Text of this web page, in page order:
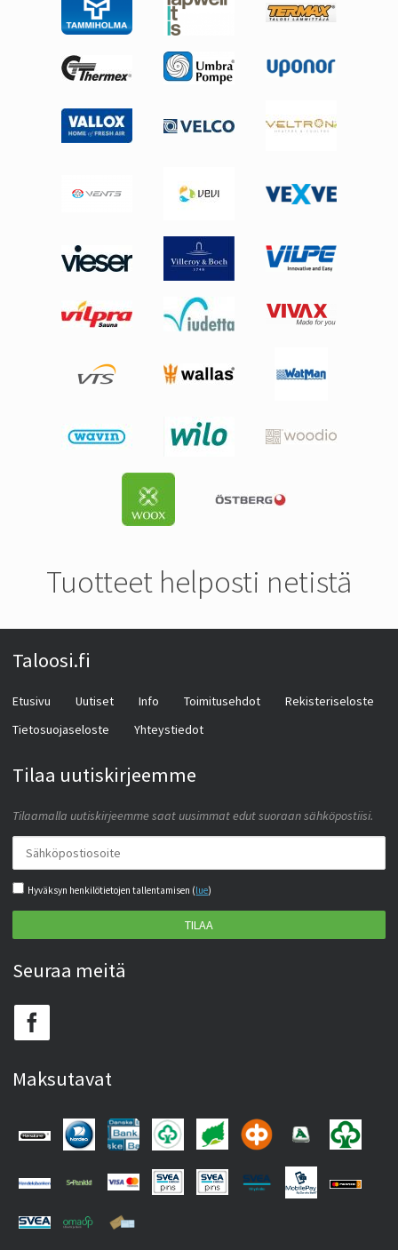
Tuotteet helposti netistä
Taloosi.fi
Etusivu Uutiset Info Toimitusehdot
Rekisteriseloste
Tietosuojaseloste
Yhteystiedot
Tilaa uutiskirjeemme
Tilaamalla uutiskirjeemme saat uusimmat edut suoraan sähköpostiisi.
Hyväksyn henkilötietojen tallentamisen (lue)
TILAA
Seuraa meitä
Maksutavat